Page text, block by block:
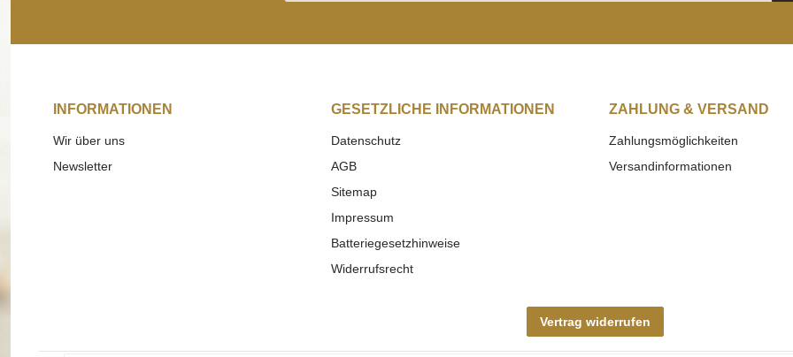
INFORMATIONEN
Wir über uns
Newsletter
GESETZLICHE INFORMATIONEN
Datenschutz
AGB
Sitemap
Impressum
Batteriegesetzhinweise
Widerrufsrecht
ZAHLUNG & VERSAND
Zahlungsmöglichkeiten
Versandinformationen
Vertrag widerrufen